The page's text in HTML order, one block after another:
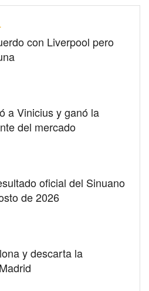
con Liverpool pero
a Vinicius y ganó la
del mercado
oficial del Sinuano
de 2026
y descarta la